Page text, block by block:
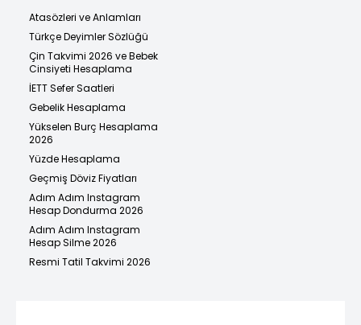
Atasözleri ve Anlamları
Türkçe Deyimler Sözlüğü
Çin Takvimi 2026 ve Bebek
Cinsiyeti Hesaplama
İETT Sefer Saatleri
Gebelik Hesaplama
Yükselen Burç Hesaplama
2026
Yüzde Hesaplama
Geçmiş Döviz Fiyatları
Adım Adım Instagram
Hesap Dondurma 2026
Adım Adım Instagram
Hesap Silme 2026
Resmi Tatil Takvimi 2026